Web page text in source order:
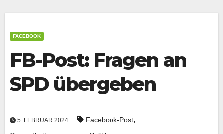
FACEBOOK
FB-Post: Fragen an
SPD übergeben
5. FEBRUAR 2024 Facebook-Post,